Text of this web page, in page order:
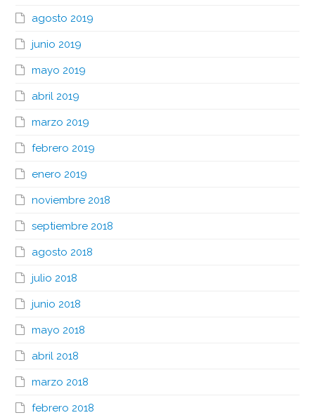
agosto 2019
junio 2019
mayo 2019
abril 2019
marzo 2019
febrero 2019
enero 2019
noviembre 2018
septiembre 2018
agosto 2018
julio 2018
junio 2018
mayo 2018
abril 2018
marzo 2018
febrero 2018